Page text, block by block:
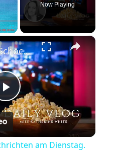
Now Playing
×
Play
Video
#DailyVlog! Schocknachrichten am Dienstag. Wie geht es jetzt weiter mit Chicago P.D?
am Dienstag.